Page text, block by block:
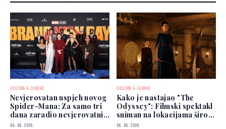
KULTURA & ZABAVA
Nevjerovatan uspjeh novog
Spider-Mana: Za samo tri
dana zaradio nevjerovatnih
927 miliona dolara
04. 08. 2026.
KULTURA & ZABAVA
Kako je nastajao "The
Odyssey": Filmski spektakl
sniman na lokacijama širom
svijeta
06. 08. 2026.